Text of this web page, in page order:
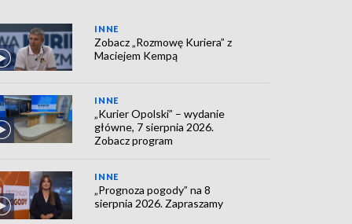
INNE
Zobacz „Rozmowę Kuriera” z
Maciejem Kempą
INNE
„Kurier Opolski” – wydanie
główne, 7 sierpnia 2026.
Zobacz program
INNE
„Prognoza pogody” na 8
sierpnia 2026. Zapraszamy